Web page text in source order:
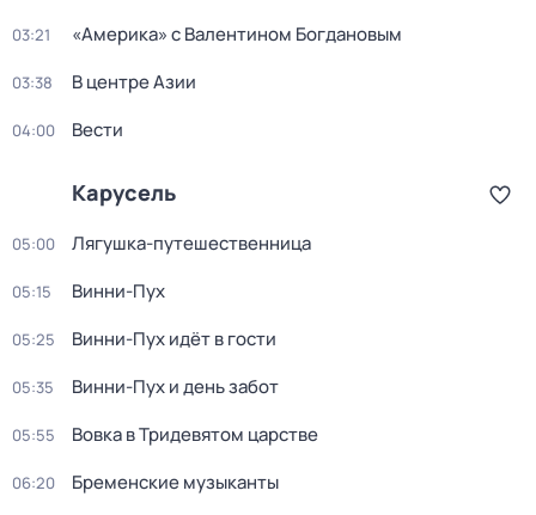
03:21 «Америка» с Валентином Богдановым
03:38 В центре Азии
04:00 Вести
Карусель
05:00 Лягушка-путешественница
05:15 Винни-Пух
05:25 Винни-Пух идёт в гости
05:35 Винни-Пух и день забот
05:55 Вовка в Тридевятом царстве
06:20 Бременские музыканты